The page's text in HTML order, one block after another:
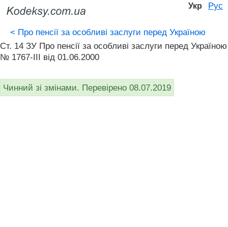
Укр Рус
< Про пенсії за особливі заслуги перед Україною
Ст. 14 ЗУ Про пенсії за особливі заслуги перед Україною
№ 1767-III від 01.06.2000
Чинний зі змінами. Перевірено 08.07.2019